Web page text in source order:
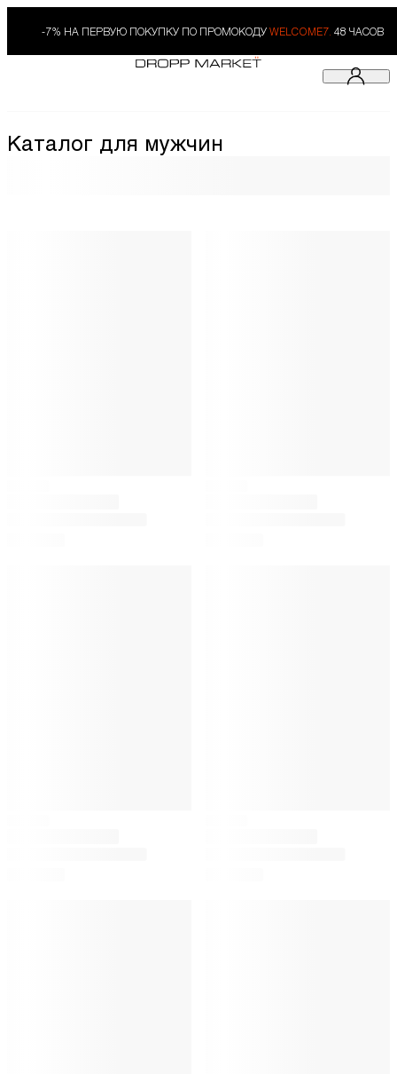
-7% НА ПЕРВУЮ ПОКУПКУ ПО ПРОМОКОДУ WELCOME7. 48 ЧАСОВ
Каталог для мужчин